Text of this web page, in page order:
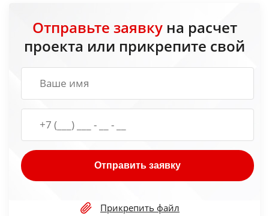
Отправьте заявкуна расчет
проекта или прикрепите свой
Отправить заявку
Прикрепить файл